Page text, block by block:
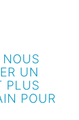
UN
PLUS
POUR